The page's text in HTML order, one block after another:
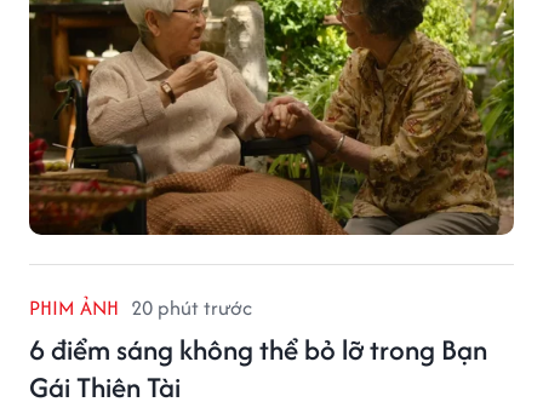
PHIM ẢNH 20 phút trước
6 điểm sáng không thể bỏ lỡ trong Bạn
Gái Thiên Tài